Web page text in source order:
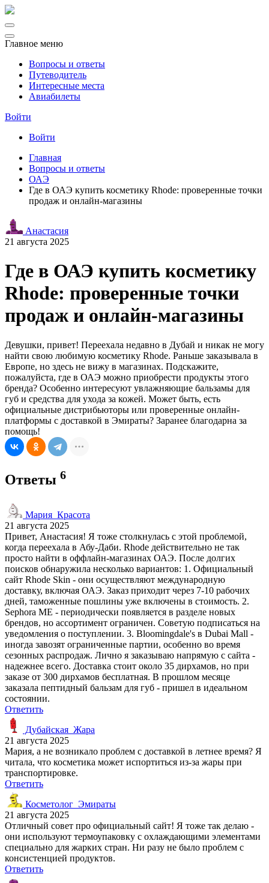
Главное меню
Вопросы и ответы
Путеводитель
Интересные места
Авиабилеты
Войти
Войти
Главная
Вопросы и ответы
ОАЭ
Где в ОАЭ купить косметику Rhode: проверенные точки
продаж и онлайн-магазины
Анастасия
21 августа 2025
Где в ОАЭ купить косметику
Rhode: проверенные точки
продаж и онлайн-магазины
Девушки, привет! Переехала недавно в Дубай и никак не могу
найти свою любимую косметику Rhode. Раньше заказывала в
Европе, но здесь не вижу в магазинах. Подскажите,
пожалуйста, где в ОАЭ можно приобрести продукты этого
бренда? Особенно интересуют увлажняющие бальзамы для
губ и средства для ухода за кожей. Может быть, есть
официальные дистрибьюторы или проверенные онлайн-
платформы с доставкой в Эмираты? Заранее благодарна за
помощь!
Ответы 6
Мария_Красота
21 августа 2025
Привет, Анастасия! Я тоже столкнулась с этой проблемой,
когда переехала в Абу-Даби. Rhode действительно не так
просто найти в оффлайн-магазинах ОАЭ. После долгих
поисков обнаружила несколько вариантов: 1. Официальный
сайт Rhode Skin - они осуществляют международную
доставку, включая ОАЭ. Заказ приходит через 7-10 рабочих
дней, таможенные пошлины уже включены в стоимость. 2.
Sephora ME - периодически появляется в разделе новых
брендов, но ассортимент ограничен. Советую подписаться на
уведомления о поступлении. 3. Bloomingdale's в Dubai Mall -
иногда завозят ограниченные партии, особенно во время
сезонных распродаж. Лично я заказываю напрямую с сайта -
надежнее всего. Доставка стоит около 35 дирхамов, но при
заказе от 300 дирхамов бесплатная. В прошлом месяце
заказала пептидный бальзам для губ - пришел в идеальном
состоянии.
Ответить
Дубайская_Жара
21 августа 2025
Мария, а не возникало проблем с доставкой в летнее время? Я
читала, что косметика может испортиться из-за жары при
транспортировке.
Ответить
Косметолог_Эмираты
21 августа 2025
Отличный совет про официальный сайт! Я тоже так делаю -
они используют термоупаковку с охлаждающими элементами
специально для жарких стран. Ни разу не было проблем с
консистенцией продуктов.
Ответить